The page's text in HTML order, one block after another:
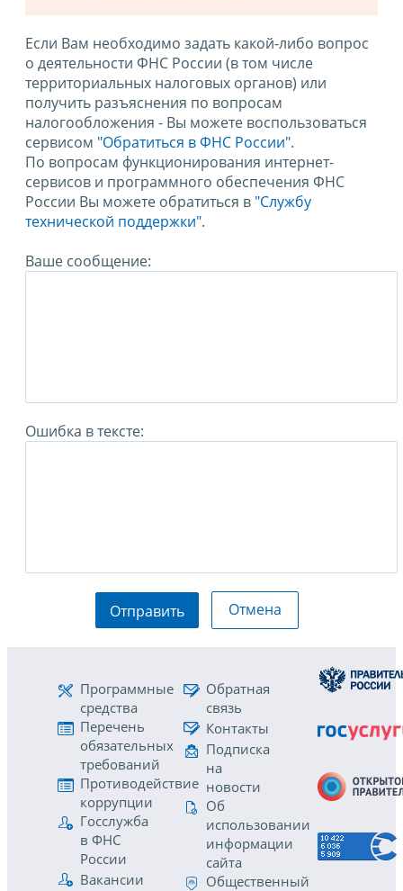
Если Вам необходимо задать какой-либо вопрос
о деятельности ФНС России (в том числе
территориальных налоговых органов) или
получить разъяснения по вопросам
налогообложения - Вы можете воспользоваться
сервисом "Обратиться в ФНС России".
По вопросам функционирования интернет-
сервисов и программного обеспечения ФНС
России Вы можете обратиться в "Службу
технической поддержки".
Ваше сообщение:
Ошибка в тексте:
Отправить Отмена
Программные
средства
Перечень
обязательных
требований
Противодействие
коррупции
Госслужба
в ФНС
России
Вакансии
Обратная
связь
Контакты
Подписка
на
новости
Об
использовании
информации
сайта
Общественный